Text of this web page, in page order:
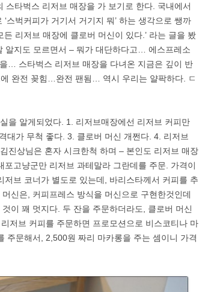
스타벅스 리저브 매장을 가 보기로 한다. 국내에서
스벅커피가 거기서 거기지 뭐’ 하는 생각으로 쌩까
리저브 매장에 클로버 머신이 있다.’ 라는 글을 봤
알지도 모르면서 – 뭐가 대단하다고… 에스프레소
… 스타벅스 리저브 매장을 다녀온 지금은 깊이 반
완전 꽂힘…완전 팬됨… 역시 우리는 얄팍하다. ㄷ
을 알게되었다. 1. 리저브매장에선 리저브 커피만
대가 무척 좋다. 3. 클로버 머신 개쩐다. 4. 리저브
진상님은 혼자 시크한척 하며 – 본인도 리저브 매장
고냥군만 리저브 과테말라 그란데를 주문. 가격이
브 코너가 별도로 있는데, 바리스타께서 커피를 추
신은, 커피프레스 방식을 머신으로 구현한것인데
이 꽤 멋지다. 두 잔을 주문하더라도, 클로버 머신
저브 커피를 주문하면 프로모션으로 비스코티나 마
주문해서, 2,500원 짜리 마카롱을 주는 셈이니 가격